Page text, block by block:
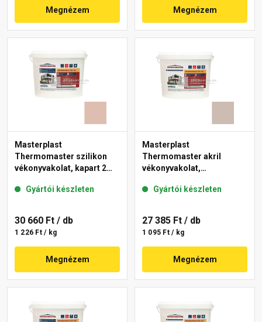
Megnézem Megnézem
Masterplast
Thermomaster szilikon
vékonyvakolat, kapart 2
Gyártói készleten
30 660 Ft / db
1 226 Ft / kg
Megnézem
Masterplast
Thermomaster akril
vékonyvakolat,
44-D 25 kg
Gyártói készleten
27 385 Ft / db
1 095 Ft / kg
Megnézem